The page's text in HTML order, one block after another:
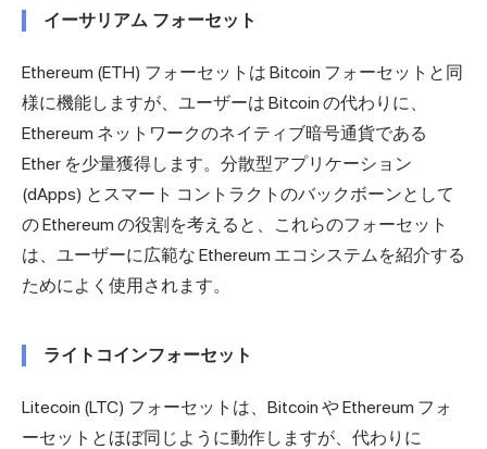
イーサリアム フォーセット
Ethereum (ETH) フォーセットは Bitcoin フォーセットと同
様に機能しますが、ユーザーは Bitcoin の代わりに、
Ethereum ネットワークのネイティブ暗号通貨である
Ether を少量獲得します。 分散型アプリケーション
(dApps) とスマート コントラクトのバックボーンとして
の Ethereum の役割を考えると、これらのフォーセット
は、ユーザーに広範な Ethereum エコシステムを紹介する
ためによく使用されます。
ライトコインフォーセット
Litecoin (LTC) フォーセットは、Bitcoin や Ethereum フォ
ーセットとほぼ同じように動作しますが、代わりに